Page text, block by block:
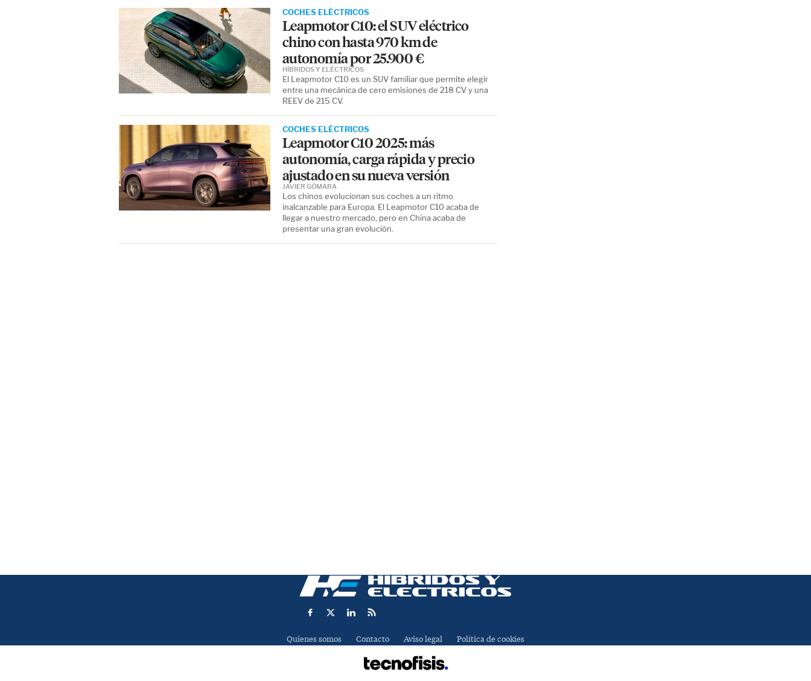
COCHES ELÉCTRICOS
Leapmotor C10: el SUV eléctrico
chino con hasta 970 km de
autonomía por 25.900 €
El Leapmotor C10 es un SUV familiar que permite elegir
entre una mecánica de cero emisiones de 218 CV y una
REEV de 215 CV.
HÍBRIDOS Y ELÉCTRICOS
COCHES ELÉCTRICOS
Leapmotor C10 2025: más
autonomía, carga rápida y precio
ajustado en su nueva versión
Los chinos evolucionan sus coches a un ritmo
inalcanzable para Europa. El Leapmotor C10 acaba de
llegar a nuestro mercado, pero en China acaba de
presentar una gran evolución.
JAVIER GÓMARA
Quienes somos Contacto Aviso legal Política de cookies